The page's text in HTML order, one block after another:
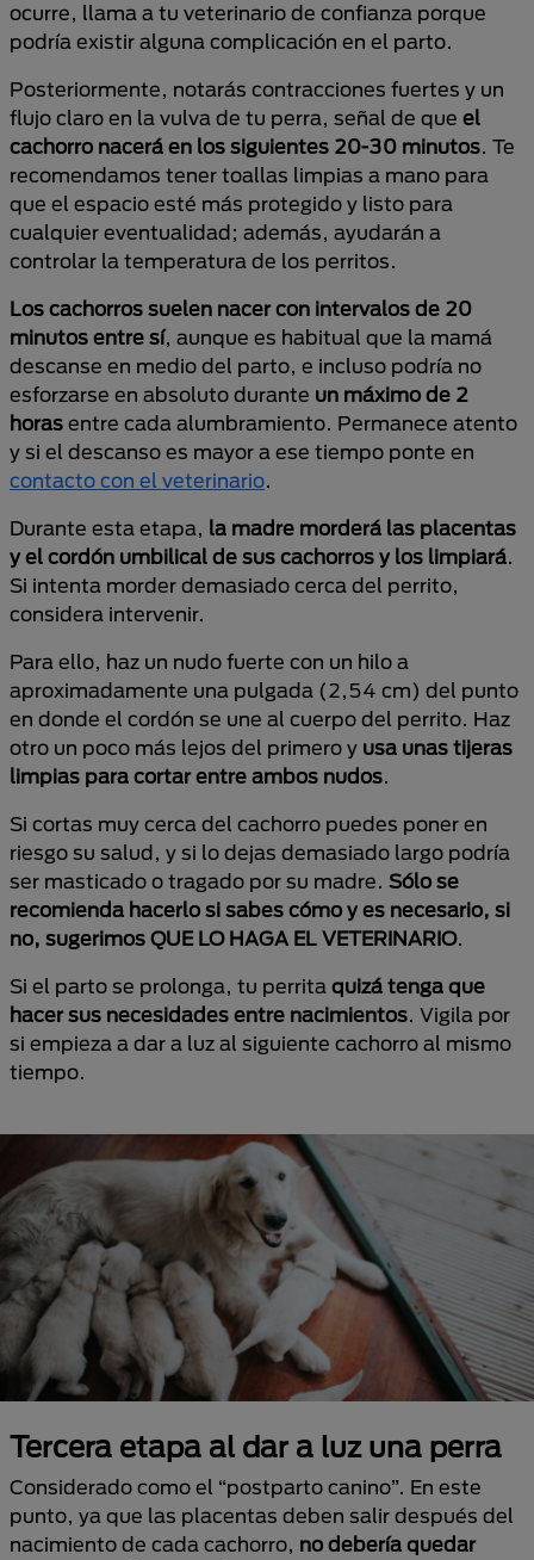
ocurre, llama a tu veterinario de confianza porque
podría existir alguna complicación en el parto.
Posteriormente, notarás contracciones fuertes y un
flujo claro en la vulva de tu perra, señal de que el
cachorro nacerá en los siguientes 20-30 minutos. Te
recomendamos tener toallas limpias a mano para
que el espacio esté más protegido y listo para
cualquier eventualidad; además, ayudarán a
controlar la temperatura de los perritos.
Los cachorros suelen nacer con intervalos de 20
minutos entre sí, aunque es habitual que la mamá
descanse en medio del parto, e incluso podría no
esforzarse en absoluto durante un máximo de 2
horas entre cada alumbramiento. Permanece atento
y si el descanso es mayor a ese tiempo ponte en
contacto con el veterinario.
Durante esta etapa, la madre morderá las placentas
y el cordón umbilical de sus cachorros y los limpiará.
Si intenta morder demasiado cerca del perrito,
considera intervenir.
Para ello, haz un nudo fuerte con un hilo a
aproximadamente una pulgada (2,54 cm) del punto
en donde el cordón se une al cuerpo del perrito. Haz
otro un poco más lejos del primero y usa unas tijeras
limpias para cortar entre ambos nudos.
Si cortas muy cerca del cachorro puedes poner en
riesgo su salud, y si lo dejas demasiado largo podría
ser masticado o tragado por su madre. Sólo se
recomienda hacerlo si sabes cómo y es necesario, si
no, sugerimos QUE LO HAGA EL VETERINARIO.
Si el parto se prolonga, tu perrita quizá tenga que
hacer sus necesidades entre nacimientos. Vigila por
si empieza a dar a luz al siguiente cachorro al mismo
tiempo.
Tercera etapa al dar a luz una perra
Considerado como el “postparto canino”. En este
punto, ya que las placentas deben salir después del
nacimiento de cada cachorro, no debería quedar